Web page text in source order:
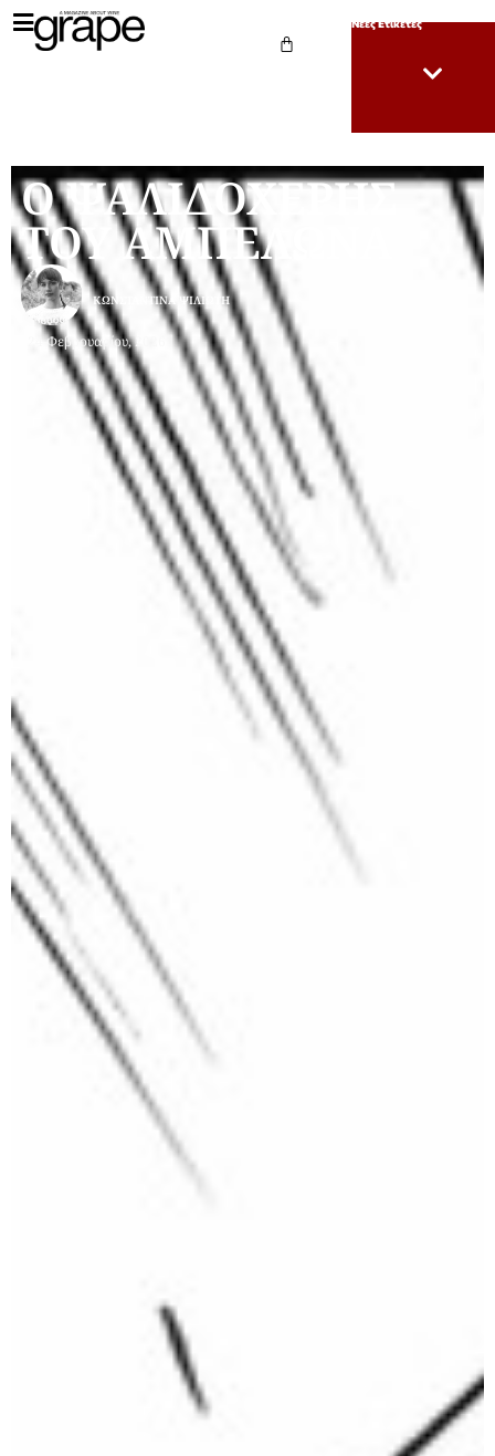
Νέες Ετικέτες
Ο ΨΑΛΙΔΟΧΕΡΗΣ
ΤΟΥ ΑΜΠΕΛΩΝΑ
24 Φεβρουαρίου, 2026
ΚΩΝΣΤΑΝΤΊΝΑ ΨΙΛΙΏΤΗ